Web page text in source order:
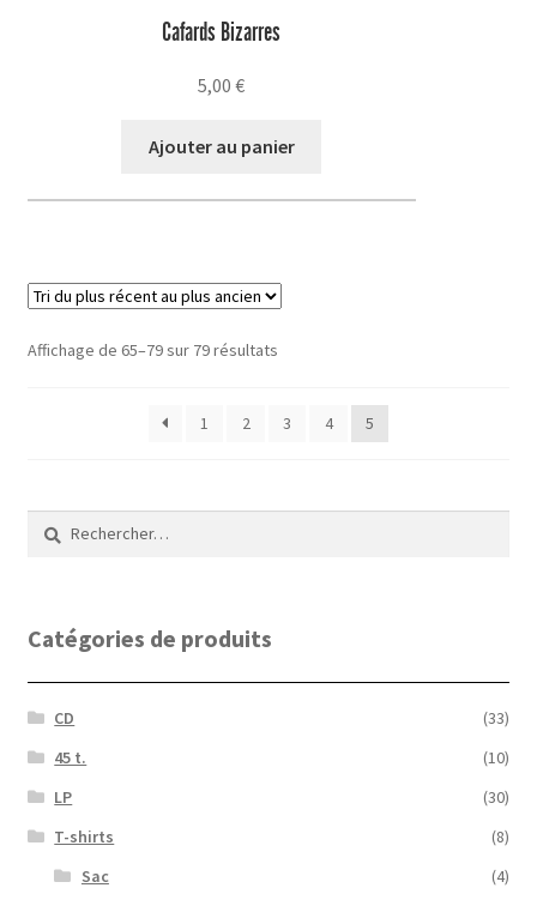
Cafards Bizarres
5,00€
Ajouter au panier
Affichage de 65–79 sur 79 résultatsTrié
récent
ancien
1 2 3 4 5
Rechercher :
Catégories de produits
CD
(33)
45 t.
(10)
LP
(30)
T-shirts
(8)
Sac
(4)